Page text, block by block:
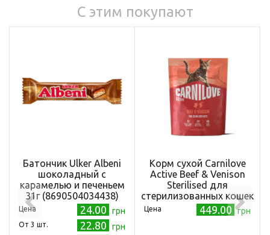
С этим покупают
Батончик Ulker Albeni
шоколадный с
карамелью и печеньем
31г (8690504034438)
Цена 24.00 грн
Oт 3 шт. 22.80 грн
Корм сухой Carnilove
Active Beef & Venison
Sterilised для
стерилизованных кошек
говядина и оленина 400
г
Цена 449.00 грн